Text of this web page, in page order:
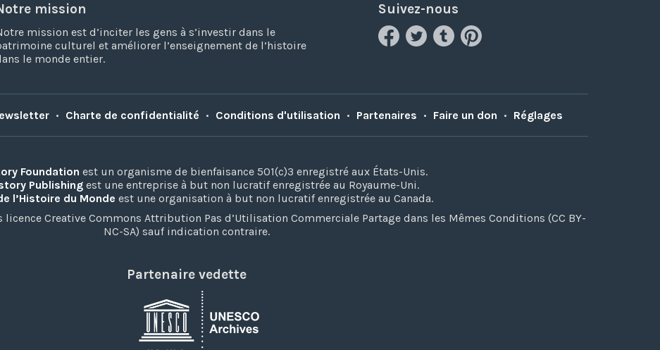
mission
mission est d’inciter les gens à s’investir dans le
culturel et améliorer l’enseignement de l’histoire
le monde entier.
Suivez-nous
• Charte de confidentialité • Conditions d'utilisation • Partenaires • Faire un don • Réglages
Foundation est un organisme de bienfaisance 501(c)3 enregistré aux États-Unis.
Publishing est une entreprise à but non lucratif enregistrée au Royaume-Uni.
l’Histoire du Monde est une organisation à but non lucratif enregistrée au Canada.
Creative Commons Attribution Pas d’Utilisation Commerciale Partage dans les Mêmes Conditions (CC BY-
NC-SA) sauf indication contraire.
Partenaire vedette